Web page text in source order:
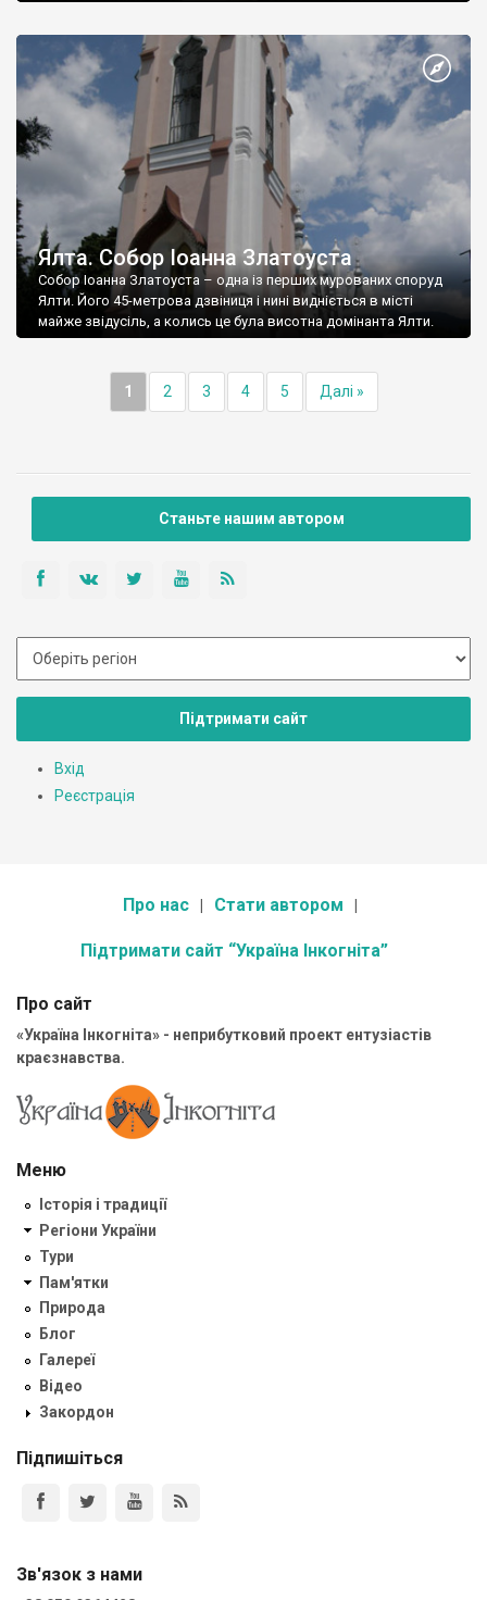
Ялта. Собор Іоанна Златоуста
Собор Іоанна Златоуста – одна із перших мурованих споруд
Ялти. Його 45-метрова дзвіниця і нині видніється в місті
майже звідусіль, а колись це була висотна домінанта Ялти.
1 2 3 4 5 Далі »
Станьте нашим автором
Підтримати сайт
Вхід
Реєстрація
Про нас Стати автором
Підтримати сайт “Україна Інкогніта”
Про сайт
«Україна Інкогніта» - неприбутковий проект ентузіастів
краєзнавства.
Меню
Історія і традиції
Регіони України
Тури
Пам'ятки
Природа
Блог
Галереї
Відео
Закордон
Підпишіться
Зв'язок з нами